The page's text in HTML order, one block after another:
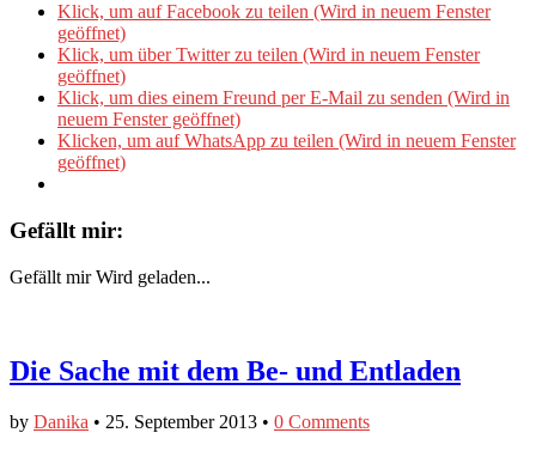
Klick, um auf Facebook zu teilen (Wird in neuem Fenster
geöffnet)
Klick, um über Twitter zu teilen (Wird in neuem Fenster
geöffnet)
Klick, um dies einem Freund per E-Mail zu senden (Wird in
neuem Fenster geöffnet)
Klicken, um auf WhatsApp zu teilen (Wird in neuem Fenster
geöffnet)
Gefällt mir:
Gefällt mir Wird geladen...
Die Sache mit dem Be- und Entladen
by Danika • 25. September 2013 • 0 Comments